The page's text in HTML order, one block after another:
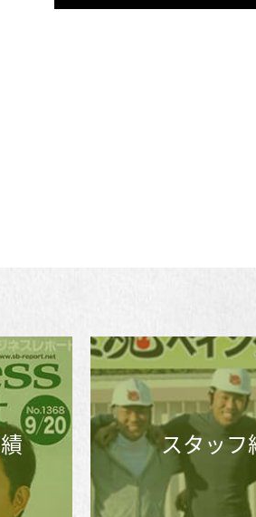
スタッフ紹介